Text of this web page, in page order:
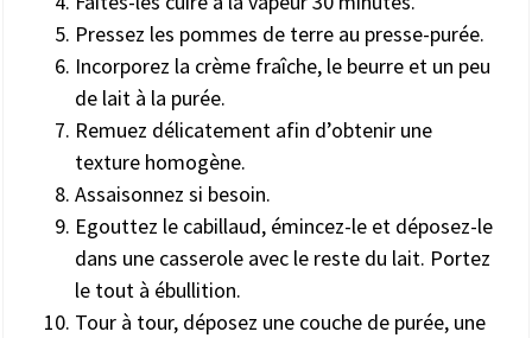
Pressez les pommes de terre au presse-purée.
Incorporez la crème fraîche, le beurre et un peu
de lait à la purée.
Remuez délicatement afin d’obtenir une
texture homogène.
Assaisonnez si besoin.
Egouttez le cabillaud, émincez-le et déposez-le
dans une casserole avec le reste du lait. Portez
le tout à ébullition.
Tour à tour, déposez une couche de purée, une